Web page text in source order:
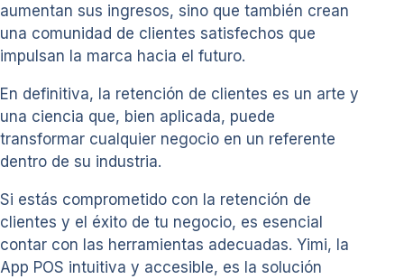
aumentan sus ingresos, sino que también crean
una comunidad de clientes satisfechos que
impulsan la marca hacia el futuro.
En definitiva, la retención de clientes es un arte y
una ciencia que, bien aplicada, puede
transformar cualquier negocio en un referente
dentro de su industria.
Si estás comprometido con la retención de
clientes y el éxito de tu negocio, es esencial
contar con las herramientas adecuadas. Yimi, la
App POS intuitiva y accesible, es la solución